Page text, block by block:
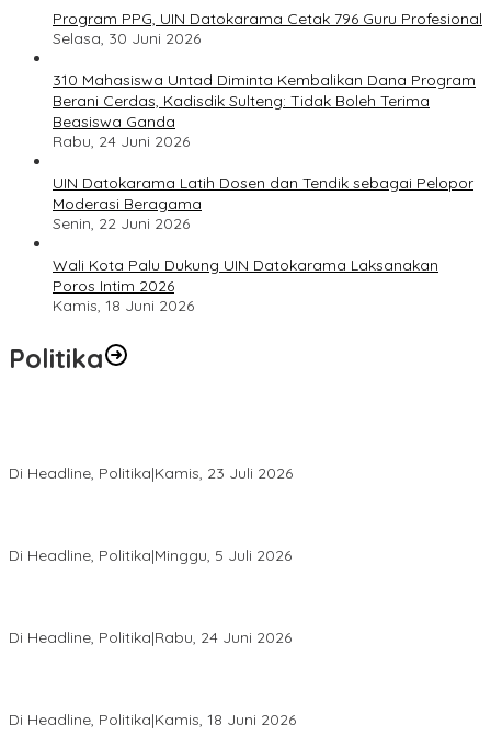
Program PPG, UIN Datokarama Cetak 796 Guru Profesional
Selasa, 30 Juni 2026
310 Mahasiswa Untad Diminta Kembalikan Dana Program
Berani Cerdas, Kadisdik Sulteng: Tidak Boleh Terima
Beasiswa Ganda
Rabu, 24 Juni 2026
UIN Datokarama Latih Dosen dan Tendik sebagai Pelopor
Moderasi Beragama
Senin, 22 Juni 2026
Wali Kota Palu Dukung UIN Datokarama Laksanakan
Poros Intim 2026
Kamis, 18 Juni 2026
Politika
Di Headline, Politika|Kamis, 23 Juli 2026
Di Headline, Politika|Minggu, 5 Juli 2026
Di Headline, Politika|Rabu, 24 Juni 2026
Di Headline, Politika|Kamis, 18 Juni 2026